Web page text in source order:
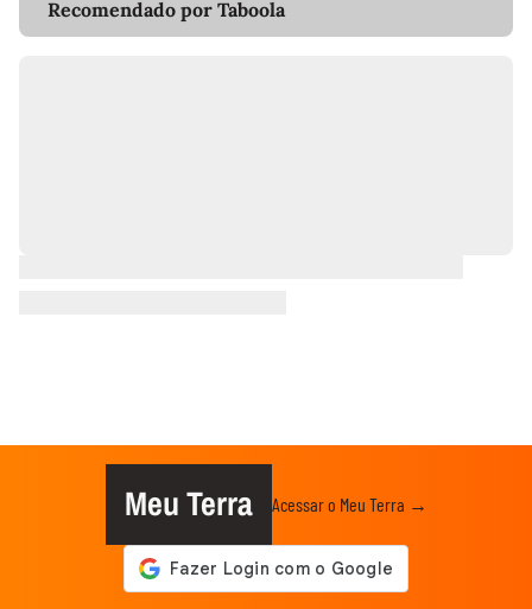
Recomendado por Taboola
Meu Terra Acessar o Meu Terra →